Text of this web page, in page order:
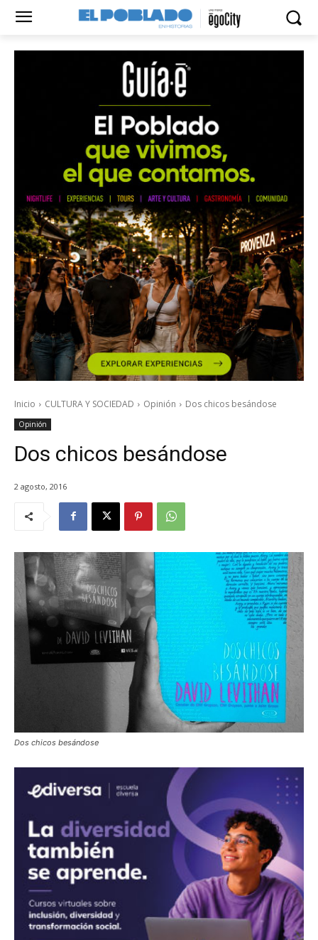
Inicio CULTURA Y SOCIEDAD Opinión Dos chicos besándose
Opinión
Dos chicos besándose
2 agosto, 2016
Dos chicos besándose